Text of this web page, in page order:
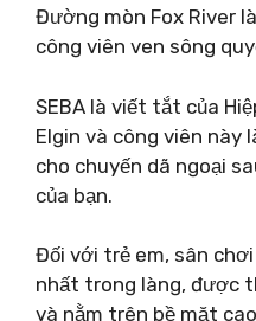
Đường mòn Fox River
công viên ven sông
SEBA là viết tắt của
Elgin và công viên này
cho chuyến dã ngoại
của bạn.
Đối với trẻ em, sân
nhất trong làng, được
và nằm trên bề mặt